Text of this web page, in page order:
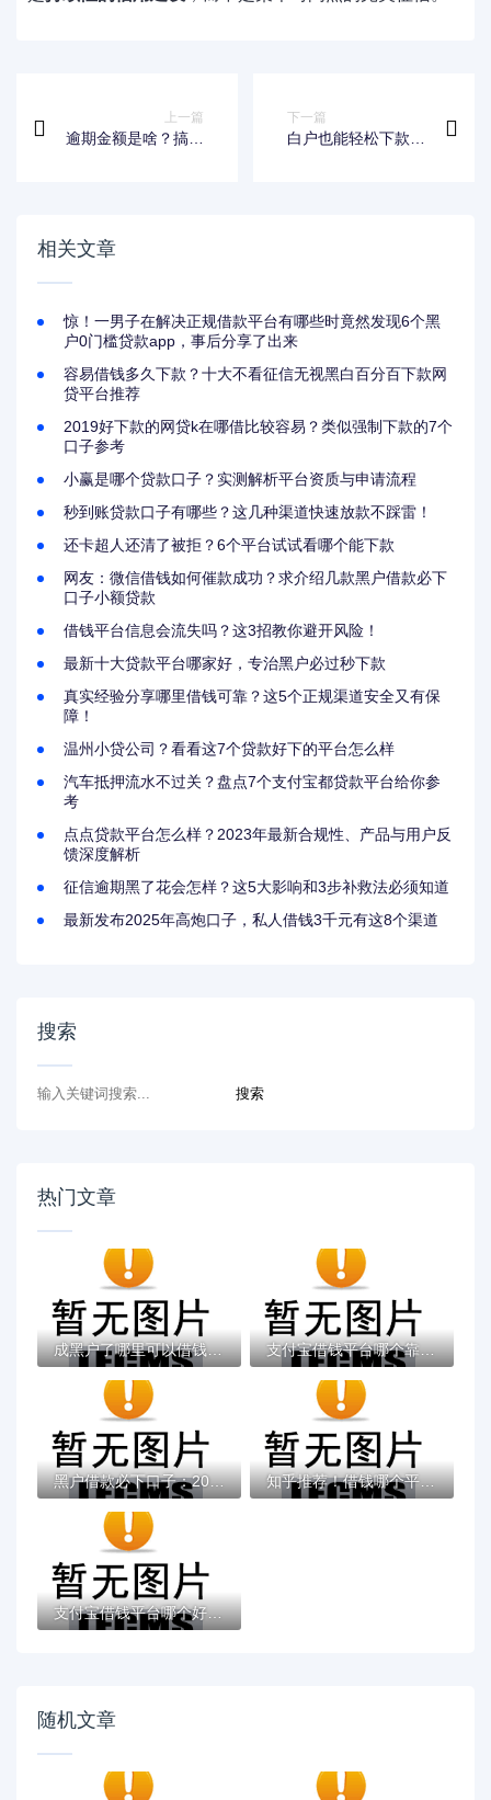
上一篇
逾期金额是啥？搞懂
下一篇
白户也能轻松下款？
相关文章
惊！一男子在解决正规借款平台有哪些时竟然发现6个黑
户0门槛贷款app，事后分享了出来
容易借钱多久下款？十大不看征信无视黑白百分百下款网
贷平台推荐
2019好下款的网贷k在哪借比较容易？类似强制下款的7个
口子参考
小赢是哪个贷款口子？实测解析平台资质与申请流程
秒到账贷款口子有哪些？这几种渠道快速放款不踩雷！
还卡超人还清了被拒？6个平台试试看哪个能下款
网友：微信借钱如何催款成功？求介绍几款黑户借款必下
口子小额贷款
借钱平台信息会流失吗？这3招教你避开风险！
最新十大贷款平台哪家好，专治黑户必过秒下款
真实经验分享哪里借钱可靠？这5个正规渠道安全又有保
障！
温州小贷公司？看看这7个贷款好下的平台怎么样
汽车抵押流水不过关？盘点7个支付宝都贷款平台给你参
考
点点贷款平台怎么样？2023年最新合规性、产品与用户反
馈深度解析
征信逾期黑了花会怎样？这5大影响和3步补救法必须知道
最新发布2025年高炮口子，私人借钱3千元有这8个渠道
搜索
热门文章
成黑户了哪里可以借钱急用啊，2025五大专属... 支付宝借钱平台哪个靠谱？实测这5款低息灵活...
黑户借款必下口子：2025推荐5个通过率100%的... 知乎推荐！借钱哪个平台靠谱？这5个低息正规...
支付宝借钱平台哪个好？实测推荐这3个靠谱低...
随机文章